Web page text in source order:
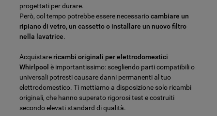
progettati per durare.
Però, col tempo potrebbe essere necessariocambiare un
ripiano di vetro, un cassetto o installare un nuovo filtro
nella lavatrice.
Acquistare ricambi originali per elettrodomestici
Whirlpool è importantissimo: scegliendo parti compatibili o
universali potresti causare danni permanenti al tuo
elettrodomestico. Ti mettiamo a disposizione solo ricambi
originali, che hanno superato rigorosi test e costruiti
secondo elevati standard di qualità.